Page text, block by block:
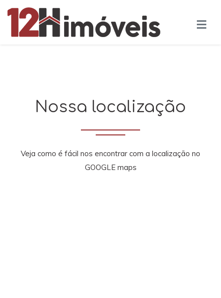
Nossa localização
Veja como é fácil nos encontrar com a localização no
GOOGLE maps